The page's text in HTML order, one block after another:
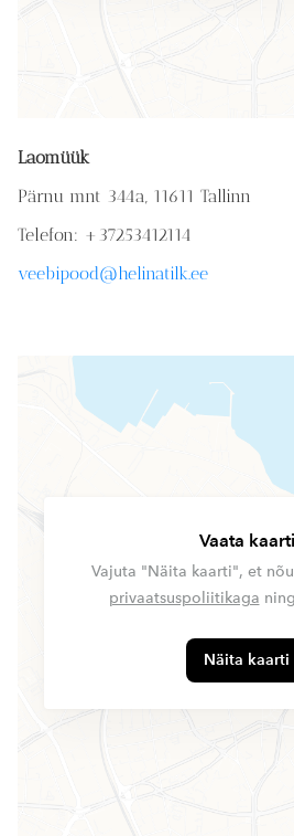
Laomüük
Pärnu mnt 344a, 11611 Tallinn
Telefon: +37253412114
veebipood@helinatilk.ee
Vaata kaarti
Vajuta "Näita kaarti", et
privaatsuspoliitikaga
Näita kaarti